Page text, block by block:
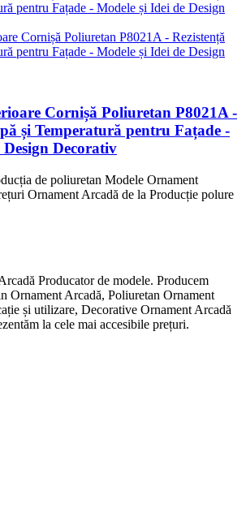
Cornișă Poliuretan P8021A -
și Temperatură pentru Fațade -
Decorativ
de poliuretan Modele Ornament
Ornament Arcadă de la Producție polure
Producator de modele. Producem
Ornament Arcadă, Poliuretan Ornament
și utilizare, Decorative Ornament Arcadă
la cele mai accesibile prețuri.